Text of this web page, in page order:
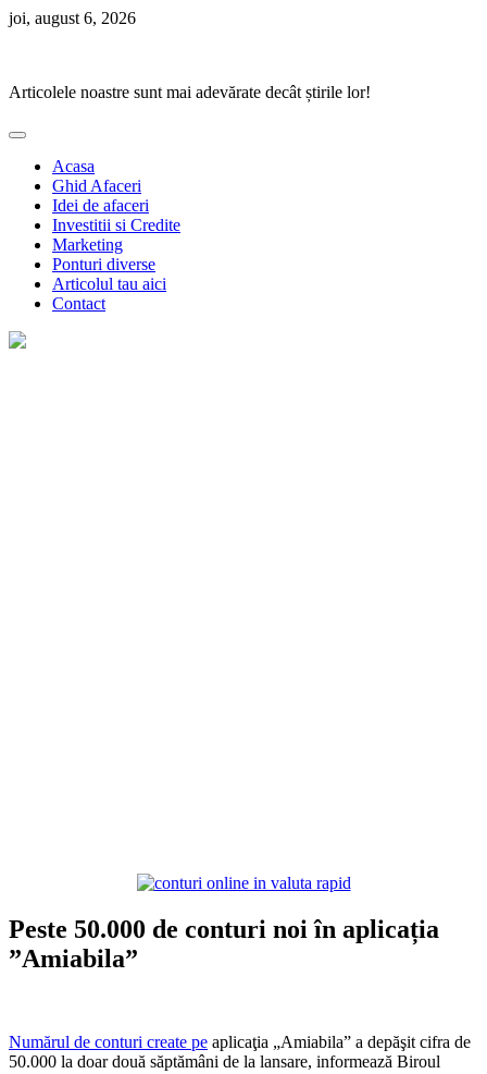
Skip
joi, august 6, 2026
Articolele noastre sunt mai adevărate decât știrile lor!
Acasa
Ghid Afaceri
Idei de afaceri
Investitii si Credite
Marketing
Ponturi diverse
Articolul tau aici
Contact
Peste 50.000 de conturi noi în aplicația
”Amiabila”
Numărul de conturi create pe aplicaţia „Amiabila” a depăşit cifra de
50.000 la doar două săptămâni de la lansare, informează Biroul